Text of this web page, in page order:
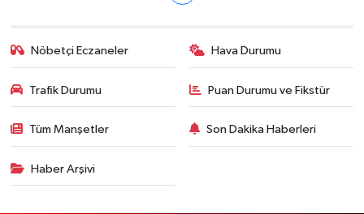
Nöbetçi Eczaneler Hava Durumu
Trafik Durumu Puan Durumu ve Fikstür
Tüm Manşetler Son Dakika Haberleri
Haber Arşivi